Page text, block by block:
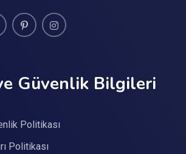
Güvenlik Bilgileri
Politikası
Politikası